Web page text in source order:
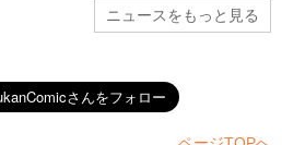
ニュースをもっと見る